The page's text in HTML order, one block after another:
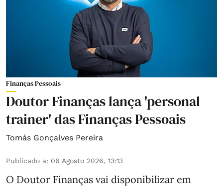
Finanças Pessoais
Doutor Finanças lança 'personal
trainer' das Finanças Pessoais
Tomás Gonçalves Pereira
Publicado a: 06 Agosto 2026, 13:13
O Doutor Finanças vai disponibilizar em